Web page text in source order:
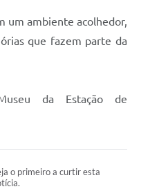
um ambiente acolhedor,
que fazem parte da
da Estação de
o primeiro a curtir esta